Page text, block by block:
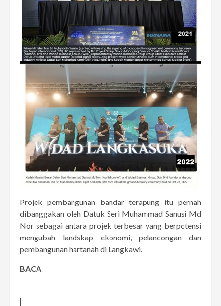
Projek pembangunan bandar terapung itu pernah
dibanggakan oleh Datuk Seri Muhammad Sanusi Md
Nor sebagai antara projek terbesar yang berpotensi
mengubah landskap ekonomi, pelancongan dan
pembangunan hartanah di Langkawi.
BACA